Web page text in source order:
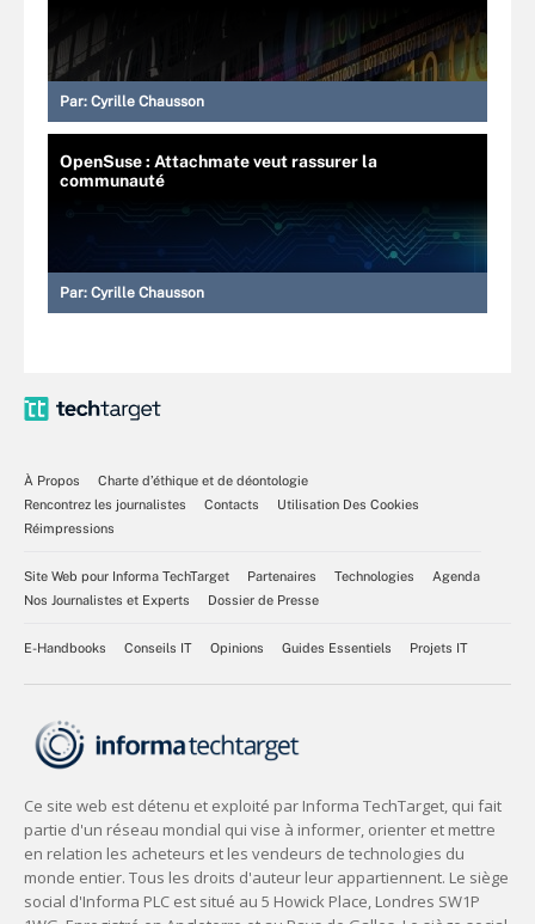
Par: Cyrille Chausson
OpenSuse : Attachmate veut rassurer la
communauté
Par: Cyrille Chausson
À Propos
Charte d’éthique et de déontologie
Rencontrez les journalistes
Contacts
Utilisation Des Cookies
Réimpressions
Site Web pour Informa TechTarget Partenaires Technologies
Agenda
Nos Journalistes et Experts
Dossier de Presse
E-Handbooks Conseils IT Opinions Guides Essentiels Projets IT